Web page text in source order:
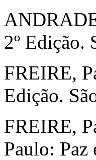
2º Edição.
FREIRE,
Edição.
FREIRE,
Paulo: Paz